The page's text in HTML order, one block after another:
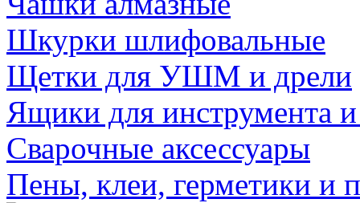
Шкурки шлифовальные
Щетки для УШМ и дрели
Ящики для инструмента
Сварочные аксессуары
Пены, клеи, герметики и